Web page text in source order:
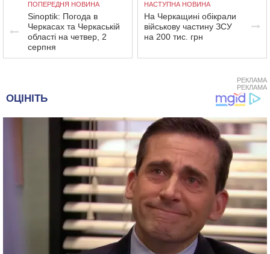
ПОПЕРЕДНЯ НОВИНА
Sinoptik: Погода в
Черкасах та Черкаській
області на четвер, 2
серпня
НАСТУПНА НОВИНА
На Черкащині обікрали
військову частину ЗСУ
на 200 тис. грн
РЕКЛАМА
РЕКЛАМА